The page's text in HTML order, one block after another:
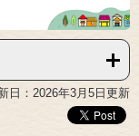
日：2026年3月5日更新